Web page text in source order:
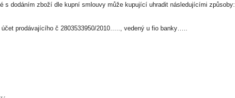
s dodáním zboží dle kupní smlouvy může kupující uhradit následujícími způsoby:
prodávajícího č 2803533950/2010 ….., vedený u fio banky